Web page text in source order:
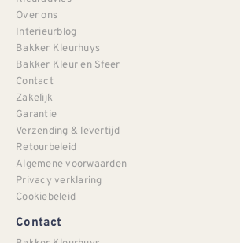
Over ons
Interieurblog
Bakker Kleurhuys
Bakker Kleur en Sfeer
Contact
Zakelijk
Garantie
Verzending & levertijd
Retourbeleid
Algemene voorwaarden
Privacy verklaring
Cookiebeleid
Contact